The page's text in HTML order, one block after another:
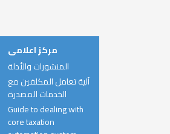
مركز اعلامى
المنشورات والأدلة
آلية تعامل المكلفين مع
الخدمات المصدرة
Guide to dealing with
core taxation